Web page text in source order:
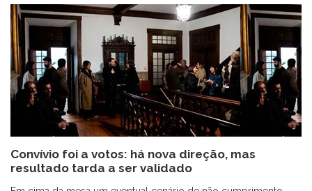
Convívio foi a votos: há nova direção, mas
resultado tarda a ser validado